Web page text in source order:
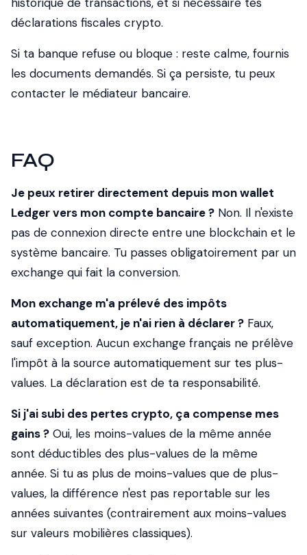
déclarations fiscales crypto.
Si ta banque refuse ou bloque : reste calme, fournis
les documents demandés. Si ça persiste, tu peux
contacter le médiateur bancaire.
FAQ
Je peux retirer directement depuis mon wallet
Ledger vers mon compte bancaire ? Non. Il n'existe
pas de connexion directe entre une blockchain et le
système bancaire. Tu passes obligatoirement par un
exchange qui fait la conversion.
Mon exchange m'a prélevé des impôts
automatiquement, je n'ai rien à déclarer ? Faux,
sauf exception. Aucun exchange français ne prélève
l'impôt à la source automatiquement sur tes plus-
values. La déclaration est de ta responsabilité.
Si j'ai subi des pertes crypto, ça compense mes
gains ? Oui, les moins-values de la même année
sont déductibles des plus-values de la même
année. Si tu as plus de moins-values que de plus-
values, la différence n'est pas reportable sur les
années suivantes (contrairement aux moins-values
sur valeurs mobilières classiques).